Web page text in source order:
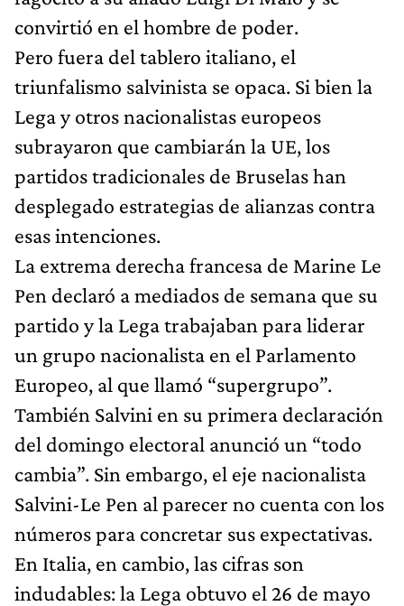
convirtió en el hombre de poder.
Pero fuera del tablero italiano, el
triunfalismo salvinista se opaca. Si bien la
Lega y otros nacionalistas europeos
subrayaron que cambiarán la UE, los
partidos tradicionales de Bruselas han
desplegado estrategias de alianzas contra
esas intenciones.
La extrema derecha francesa de Marine Le
Pen declaró a mediados de semana que su
partido y la Lega trabajaban para liderar
un grupo nacionalista en el Parlamento
Europeo, al que llamó “supergrupo”.
También Salvini en su primera declaración
del domingo electoral anunció un “todo
cambia”. Sin embargo, el eje nacionalista
Salvini-Le Pen al parecer no cuenta con los
números para concretar sus expectativas.
En Italia, en cambio, las cifras son
indudables: la Lega obtuvo el 26 de mayo